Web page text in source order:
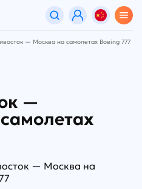
— Москва на самолетах Boeing 777
—